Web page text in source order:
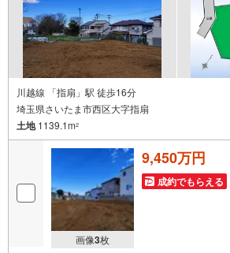
川越線 「指扇」駅 徒歩16分
埼玉県さいたま市西区大字指扇
土地1139.1m2
画像3枚
9,450万円
成約でもらえる